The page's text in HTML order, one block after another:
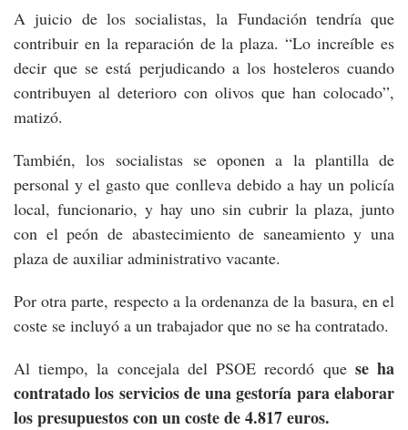
A juicio de los socialistas, la Fundación tendría que
contribuir en la reparación de la plaza. “Lo increíble es
decir que se está perjudicando a los hosteleros cuando
contribuyen al deterioro con olivos que han colocado”,
matizó.
También, los socialistas se oponen a la plantilla de
personal y el gasto que conlleva debido a hay un policía
local, funcionario, y hay uno sin cubrir la plaza, junto
con el peón de abastecimiento de saneamiento y una
plaza de auxiliar administrativo vacante.
Por otra parte, respecto a la ordenanza de la basura, en el
coste se incluyó a un trabajador que no se ha contratado.
Al tiempo, la concejala del PSOE recordó que se ha
contratado los servicios de una gestoría para elaborar
los presupuestos con un coste de 4.817 euros.